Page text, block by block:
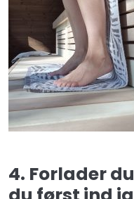
4. Forlader